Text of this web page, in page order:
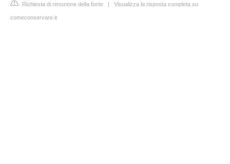
Richiesta di rimozione della fonte | Visualizza la risposta completa su
comeconservare.it